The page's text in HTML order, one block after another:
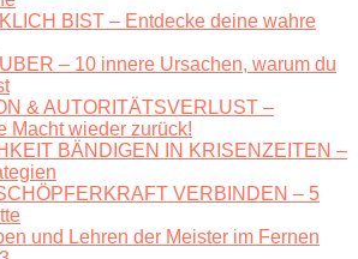
BIST – Entdecke deine wahre
– 10 innere Ursachen, warum du
& AUTORITÄTSVERLUST –
Macht wieder zurück!
BÄNDIGEN IN KRISENZEITEN –
VERBINDEN – 5
und Lehren der Meister im Fernen